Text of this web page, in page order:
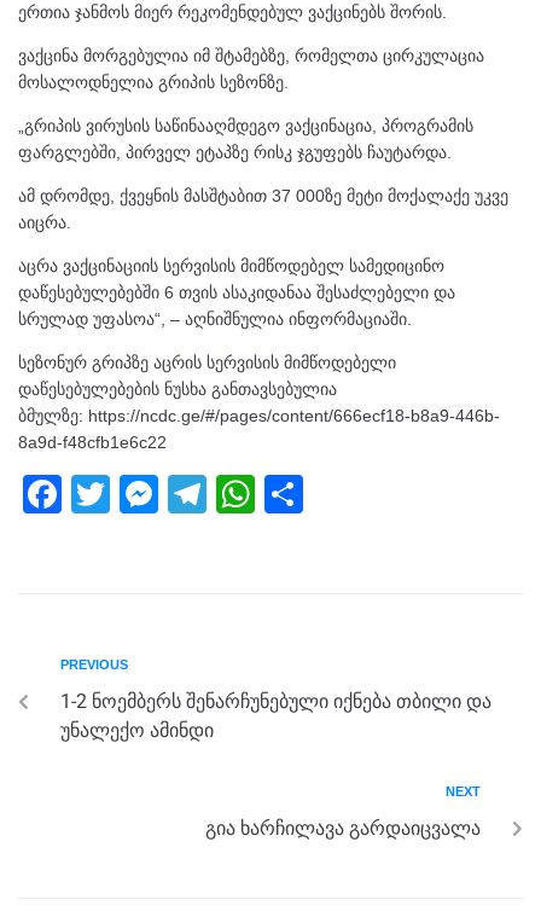
ერთია ჯანმოს მიერ რეკომენდებულ ვაქცინებს შორის.
ვაქცინა მორგებულია იმ შტამებზე, რომელთა ცირკულაცია
მოსალოდნელია გრიპის სეზონზე.
„გრიპის ვირუსის საწინააღმდეგო ვაქცინაცია, პროგრამის
ფარგლებში, პირველ ეტაპზე რისკ ჯგუფებს ჩაუტარდა.
ამ დრომდე, ქვეყნის მასშტაბით 37 000ზე მეტი მოქალაქე უკვე
აიცრა.
აცრა ვაქცინაციის სერვისის მიმწოდებელ სამედიცინო
დაწესებულებებში 6 თვის ასაკიდანაა შესაძლებელი და
სრულად უფასოა“, – აღნიშნულია ინფორმაციაში.
სეზონურ გრიპზე აცრის სერვისის მიმწოდებელი
დაწესებულებების ნუსხა განთავსებულია
ბმულზე: https://ncdc.ge/#/pages/content/666ecf18-b8a9-446b-
8a9d-f48cfb1e6c22
F
b
o
o
T
M
g
er
T
m
W
p
p
PREVIOUS
1-2 ნოემბერს შენარჩუნებული იქნება თბილი და
უნალექო ამინდი
NEXT
გია ხარჩილავა გარდაიცვალა